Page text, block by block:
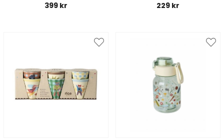
399 kr
229 kr